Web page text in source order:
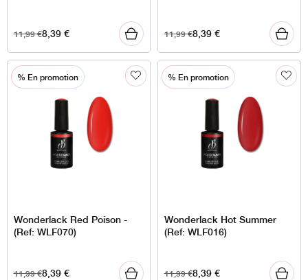
11,99€8,39€ 11,99€8,39€
% En promotion
Wonderlack Red Poison -
(Ref: WLF070)
11,99€8,39€
% En promotion
Wonderlack Hot Summer
(Ref: WLF016)
11,99€8,39€